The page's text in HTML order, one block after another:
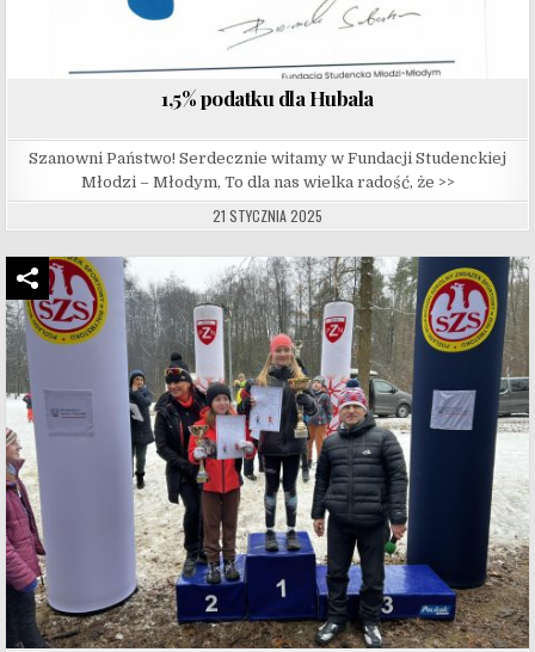
1,5% podatku dla Hubala
Szanowni Państwo! Serdecznie witamy w Fundacji Studenckiej
Młodzi – Młodym, To dla nas wielka radość, że >>
21 STYCZNIA 2025